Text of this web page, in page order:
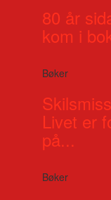
80 år
kom i
Bøker
Livet er
på...
Bøker